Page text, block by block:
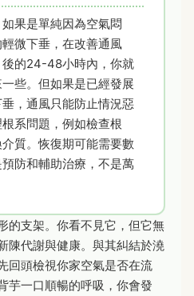
果是單純因為空氣悶
微下垂，在改善通風
後的24-48小時內，你就
些。但如果是已經發展
，通風只能防止情況惡
系問題，例如檢查根
質。恢復期可能需要數
防和輔助治療，不是萬
的支架。你看不見它，但它無
陳代謝與健康。與其糾結於澆
回頭檢視你家空氣是否在流
芋一口順暢的呼吸，你會發